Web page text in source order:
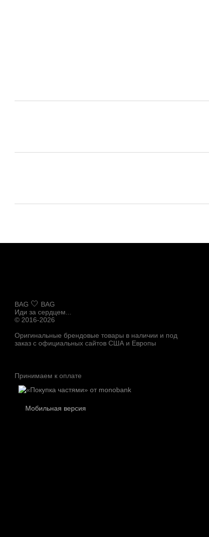
BAG 🤍 BAG
Иди за сердцем...
© 2016-2026
Оригинальные брендовые товары в наличии и под
заказ с официальных сайтов США и Европы
Принимаем к оплате
Мобильная версия